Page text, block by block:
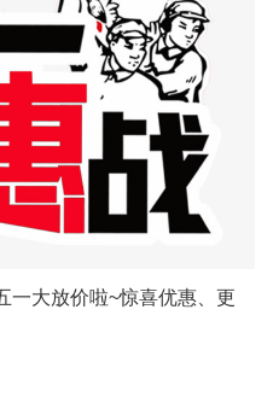
一大放价啦~惊喜优惠、更